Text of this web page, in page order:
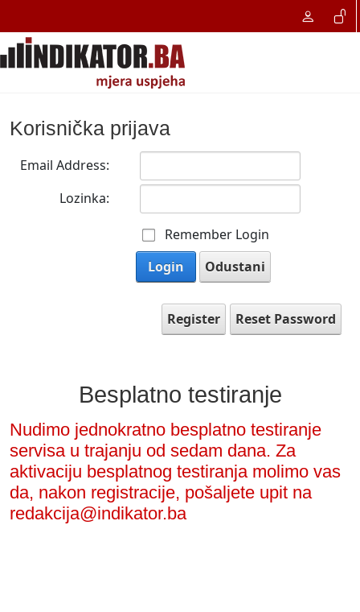
Korisnička prijava
Email Address:
Lozinka:
Remember Login
Login
Odustani
Register Reset Password
Besplatno testiranje
Nudimo jednokratno besplatno testiranje
servisa u trajanju od sedam dana. Za
aktivaciju besplatnog testiranja molimo vas
da, nakon registracije, pošaljete upit na
redakcija@indikator.ba